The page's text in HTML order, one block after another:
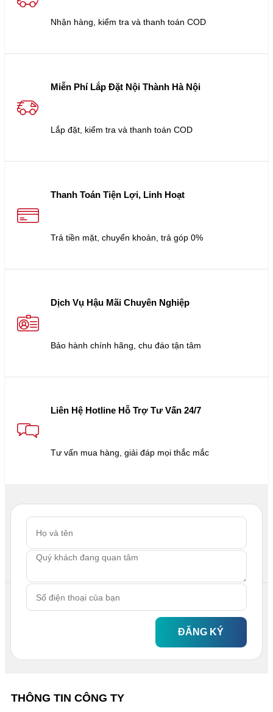
Nhận hàng, kiểm tra và thanh toán COD
Miễn Phí Lắp Đặt Nội Thành Hà Nội
Lắp đặt, kiểm tra và thanh toán COD
Thanh Toán Tiện Lợi, Linh Hoạt
Trả tiền mặt, chuyển khoản, trả góp 0%
Dịch Vụ Hậu Mãi Chuyên Nghiệp
Bảo hành chính hãng, chu đáo tận tâm
Liên Hệ Hotline Hỗ Trợ Tư Vấn 24/7
Tư vấn mua hàng, giải đáp mọi thắc mắc
ĐĂNG KÝ
THÔNG TIN CÔNG TY